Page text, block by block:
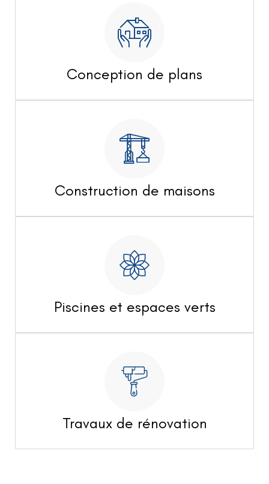
Conception de plans
Construction de maisons
Piscines et espaces verts
Travaux de rénovation